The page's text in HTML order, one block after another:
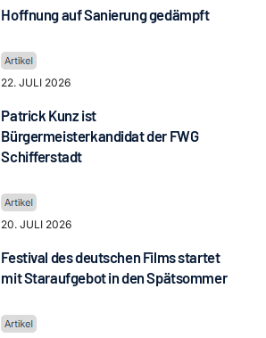
Hoffnung auf Sanierung gedämpft
22. JULI 2026
Patrick Kunz ist
Bürgermeisterkandidat der FWG
Schifferstadt
20. JULI 2026
Festival des deutschen Films startet
mit Staraufgebot in den Spätsommer